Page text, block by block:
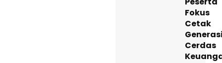
Fokus
Cetak
Cerdas